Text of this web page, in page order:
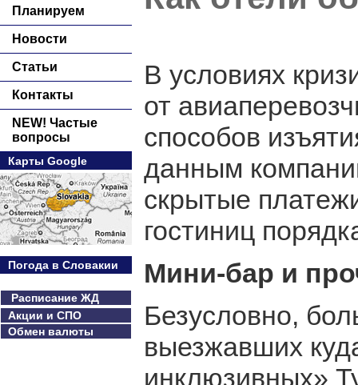
Планируем
Новости
Статьи
Контакты
NEW! Частые
вопросы
Карты Google
Погода в Словакии
Расписание ЖД
Акции и СПО
Обмен валюты
В условиях
от
способов
данным
скрытые
гостиниц
Мини-бар и
Безусловно,
выезжавших
инклюзивных»